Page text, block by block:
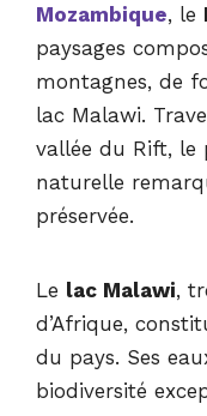
Mozambique, le
paysages
montagnes, de
lac Malawi.
vallée du Rift, le
naturelle
préservée.
Le lac Malawi,
d’Afrique,
du pays. Ses
biodiversité